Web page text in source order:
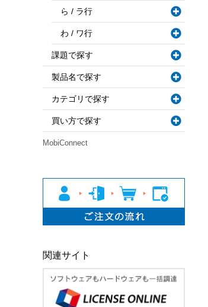
ら / ラ行
わ / ワ行
課題で探す
製品名で探す
カテゴリで探す
買い方で探す
MobiConnect
関連サイト